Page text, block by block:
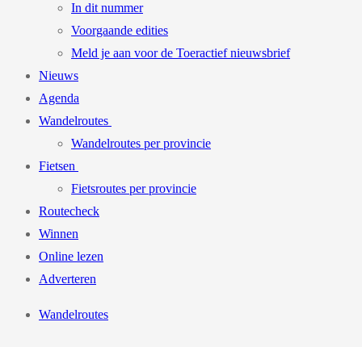
In dit nummer
Voorgaande edities
Meld je aan voor de Toeractief nieuwsbrief
Nieuws
Agenda
Wandelroutes
Wandelroutes per provincie
Fietsen
Fietsroutes per provincie
Routecheck
Winnen
Online lezen
Adverteren
Wandelroutes